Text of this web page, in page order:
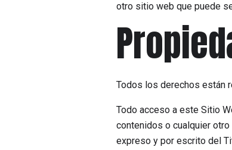
otro sitio web que puede
Todos los derechos están
Todo acceso a este Sitio
contenidos o cualquier
expreso y por escrito del